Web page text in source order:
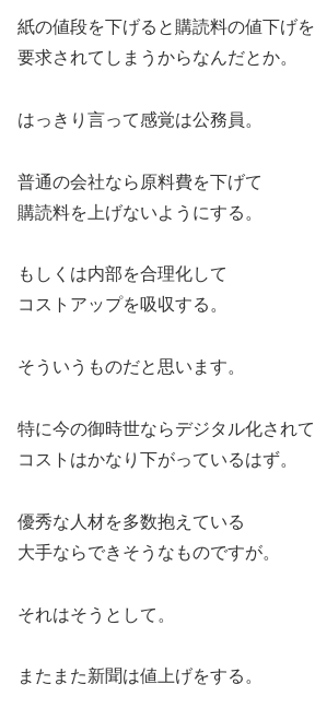
紙の値段を下げると購読料の値下げを
要求されてしまうからなんだとか。
はっきり言って感覚は公務員。
普通の会社なら原料費を下げて
購読料を上げないようにする。
もしくは内部を合理化して
コストアップを吸収する。
そういうものだと思います。
特に今の御時世ならデジタル化されて
コストはかなり下がっているはず。
優秀な人材を多数抱えている
大手ならできそうなものですが。
それはそうとして。
またまた新聞は値上げをする。